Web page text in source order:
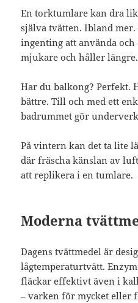
En torktumlare kan dra
själva tvätten. Ibland
ingenting att använda
mjukare och håller längre.
Har du balkong? Perfekt.
bättre. Till och med ett
badrummet gör
På vintern kan det ta lite
där fräscha känslan av
att replikera i en tumlare.
Moderna
Dagens tvättmedel är
lågtemperaturtvätt.
fläckar effektivt även i
– varken för mycket eller